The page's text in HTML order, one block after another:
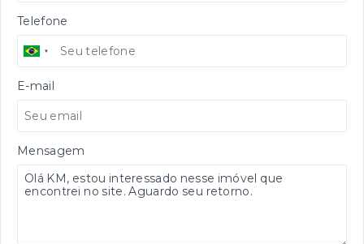
Telefone
E-mail
Mensagem